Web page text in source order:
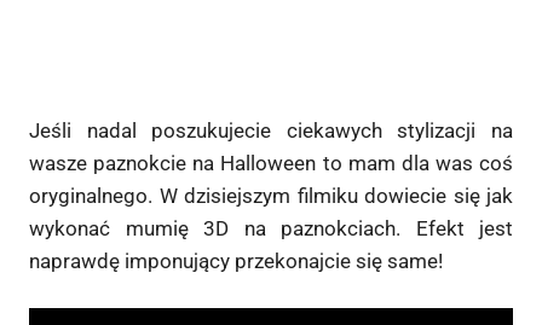
Jeśli nadal poszukujecie ciekawych stylizacji na
wasze paznokcie na Halloween to mam dla was coś
oryginalnego. W dzisiejszym filmiku dowiecie się jak
wykonać mumię 3D na paznokciach. Efekt jest
naprawdę imponujący przekonajcie się same!